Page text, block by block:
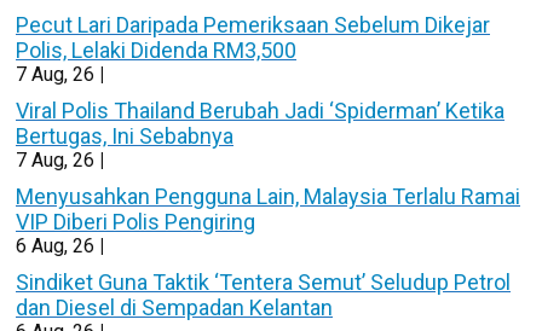
Pecut Lari Daripada Pemeriksaan Sebelum Dikejar
Polis, Lelaki Didenda RM3,500
7 Aug, 26 |
Viral Polis Thailand Berubah Jadi ‘Spiderman’ Ketika
Bertugas, Ini Sebabnya
7 Aug, 26 |
Menyusahkan Pengguna Lain, Malaysia Terlalu Ramai
VIP Diberi Polis Pengiring
6 Aug, 26 |
Sindiket Guna Taktik ‘Tentera Semut’ Seludup Petrol
dan Diesel di Sempadan Kelantan